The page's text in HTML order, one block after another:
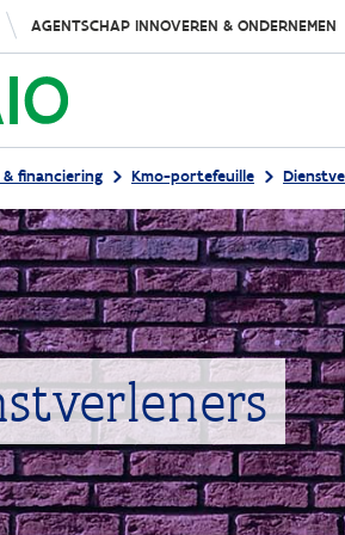
AGENTSCHAP INNOVEREN & ONDERNEMEN
& financiering Kmo-portefeuille